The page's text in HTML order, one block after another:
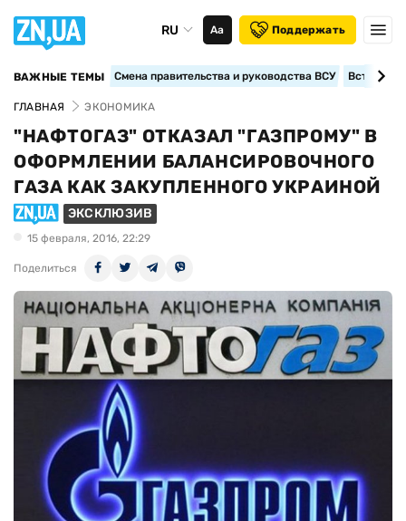
RU Аа Поддержать
ВАЖНЫЕ ТЕМЫ Смена правительства и руководства ВСУ
ГЛАВНАЯ ЭКОНОМИКА
"НАФТОГАЗ" ОТКАЗАЛ "ГАЗПРОМУ" В
ОФОРМЛЕНИИ БАЛАНСИРОВОЧНОГО
ГАЗА КАК ЗАКУПЛЕННОГО УКРАИНОЙ
ЭКСКЛЮЗИВ
15 февраля, 2016, 22:29
Поделиться